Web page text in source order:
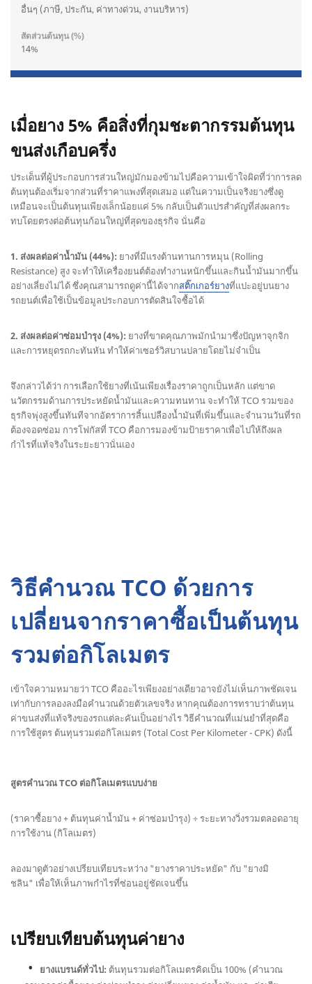
อื่นๆ (ภาษี, ประกัน, ค่าทางด่วน, งานบริหาร)
14%
เมื่อยาง 5% คือสิ่งที่กุมชะตากรรมต้นทุน
ขนส่งเกือบครึ่ง
ประเด็นที่ผู้ประกอบการส่วนใหญ่มักมองข้ามไปคือความเข้าใจผิดที่ว่าการลด
ต้นทุนต้องเริ่มจากส่วนที่ราคาแพงที่สุดเสมอ แต่ในความเป็นจริงยางซึ่งดู
เหมือนจะเป็นต้นทุนเพียงเล็กน้อยแค่ 5% กลับเป็นตัวแปรสำคัญที่ส่งผลกระ
ทบโดยตรงต่อต้นทุนก้อนใหญ่ที่สุดของธุรกิจ นั่นคือ
1. ส่งผลต่อค่าน้ำมัน (44%): ยางที่มีแรงต้านทานการหมุน (Rolling
Resistance) สูง จะทำให้เครื่องยนต์ต้องทำงานหนักขึ้นและกินน้ำมันมากขึ้น
อย่างเลี่ยงไม่ได้ ซึ่งคุณสามารถดูค่านี้ได้จากสติ๊กเกอร์ยางที่แปะอยู่บนยาง
รถยนต์เพื่อใช้เป็นข้อมูลประกอบการตัดสินใจซื้อได้
2. ส่งผลต่อค่าซ่อมบำรุง (4%): ยางที่ขาดคุณภาพมักนำมาซึ่งปัญหาจุกจิก
และการหยุดรถกะทันหัน ทำให้ค่าเซอร์วิสบานปลายโดยไม่จำเป็น
จึงกล่าวได้ว่า การเลือกใช้ยางที่เน้นเพียงเรื่องราคาถูกเป็นหลัก แต่ขาด
นวัตกรรมด้านการประหยัดน้ำมันและความทนทาน จะทำให้ TCO รวมของ
ธุรกิจพุ่งสูงขึ้นทันทีจากอัตราการสิ้นเปลืองน้ำมันที่เพิ่มขึ้นและจำนวนวันที่รถ
ต้องจอดซ่อม การโฟกัสที่ TCO คือการมองข้ามป้ายราคาเพื่อไปให้ถึงผล
กำไรที่แท้จริงในระยะยาวนั่นเอง
วิธีคำนวณ TCO ด้วยการ
เปลี่ยนจากราคาซื้อเป็นต้นทุน
รวมต่อกิโลเมตร
เข้าใจความหมายว่า TCO คืออะไรเพียงอย่างเดียวอาจยังไม่เห็นภาพชัดเจน
เท่ากับการลองลงมือคำนวณด้วยตัวเลขจริง หากคุณต้องการทราบว่าต้นทุน
ค่าขนส่งที่แท้จริงของรถแต่ละคันเป็นอย่างไร วิธีคำนวณที่แม่นยำที่สุดคือ
การใช้สูตร ต้นทุนรวมต่อกิโลเมตร (Total Cost Per Kilometer - CPK) ดังนี้
สูตรคำนวณ TCO ต่อกิโลเมตรแบบง่าย
(ราคาซื้อยาง + ต้นทุนค่าน้ำมัน + ค่าซ่อมบำรุง) ÷ ระยะทางวิ่งรวมตลอดอายุ
การใช้งาน (กิโลเมตร)
ลองมาดูตัวอย่างเปรียบเทียบระหว่าง "ยางราคาประหยัด" กับ "ยางมิ
ชลิน" เพื่อให้เห็นภาพกำไรที่ซ่อนอยู่ชัดเจนขึ้น
เปรียบเทียบต้นทุนค่ายาง
ยางแบรนด์ทั่วไป: ต้นทุนรวมต่อกิโลเมตรคิดเป็น 100% (คำนวณ